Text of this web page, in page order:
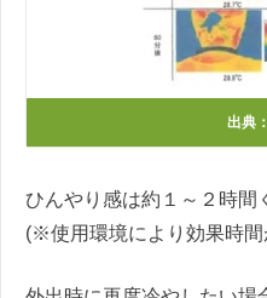
出典：
ひんやり感は約１～２時間
(※使用環境により効果時